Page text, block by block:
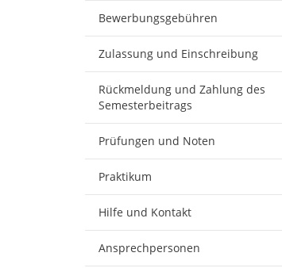
Bewerbungsgebühren
Zulassung und Einschreibung
Rückmeldung und Zahlung des
Semesterbeitrags
Prüfungen und Noten
Praktikum
Hilfe und Kontakt
Ansprechpersonen